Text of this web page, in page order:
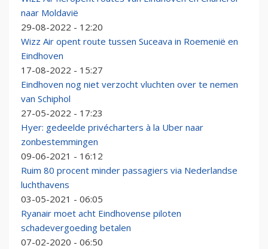
naar Moldavië
29-08-2022 - 12:20
Wizz Air opent route tussen Suceava in Roemenië en
Eindhoven
17-08-2022 - 15:27
Eindhoven nog niet verzocht vluchten over te nemen
van Schiphol
27-05-2022 - 17:23
Hyer: gedeelde privécharters à la Uber naar
zonbestemmingen
09-06-2021 - 16:12
Ruim 80 procent minder passagiers via Nederlandse
luchthavens
03-05-2021 - 06:05
Ryanair moet acht Eindhovense piloten
schadevergoeding betalen
07-02-2020 - 06:50